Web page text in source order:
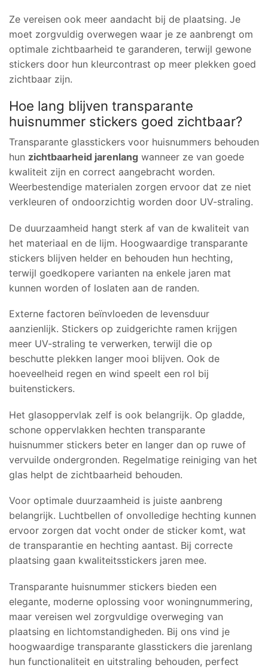
Ze vereisen ook meer aandacht bij de plaatsing. Je
moet zorgvuldig overwegen waar je ze aanbrengt om
optimale zichtbaarheid te garanderen, terwijl gewone
stickers door hun kleurcontrast op meer plekken goed
zichtbaar zijn.
Hoe lang blijven transparante
huisnummer stickers goed zichtbaar?
Transparante glasstickers voor huisnummers behouden
hun zichtbaarheid jarenlang wanneer ze van goede
kwaliteit zijn en correct aangebracht worden.
Weerbestendige materialen zorgen ervoor dat ze niet
verkleuren of ondoorzichtig worden door UV-straling.
De duurzaamheid hangt sterk af van de kwaliteit van
het materiaal en de lijm. Hoogwaardige transparante
stickers blijven helder en behouden hun hechting,
terwijl goedkopere varianten na enkele jaren mat
kunnen worden of loslaten aan de randen.
Externe factoren beïnvloeden de levensduur
aanzienlijk. Stickers op zuidgerichte ramen krijgen
meer UV-straling te verwerken, terwijl die op
beschutte plekken langer mooi blijven. Ook de
hoeveelheid regen en wind speelt een rol bij
buitenstickers.
Het glasoppervlak zelf is ook belangrijk. Op gladde,
schone oppervlakken hechten transparante
huisnummer stickers beter en langer dan op ruwe of
vervuilde ondergronden. Regelmatige reiniging van het
glas helpt de zichtbaarheid behouden.
Voor optimale duurzaamheid is juiste aanbreng
belangrijk. Luchtbellen of onvolledige hechting kunnen
ervoor zorgen dat vocht onder de sticker komt, wat
de transparantie en hechting aantast. Bij correcte
plaatsing gaan kwaliteitsstickers jaren mee.
Transparante huisnummer stickers bieden een
elegante, moderne oplossing voor woningnummering,
maar vereisen wel zorgvuldige overweging van
plaatsing en lichtomstandigheden. Bij ons vind je
hoogwaardige transparante glasstickers die jarenlang
hun functionaliteit en uitstraling behouden, perfect